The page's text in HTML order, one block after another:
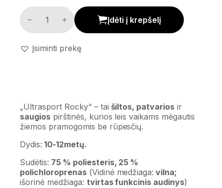
Neperšlampamos pirštinės 'Ultrasport Rocky' (10-
Įdėti į krepšelį
Įsiminti prekę
„Ultrasport Rocky“ – tai šiltos, patvarios ir
saugiospirštinės, kurios leis vaikams mėgautis
žiemos pramogomis be rūpesčių.
Dydis: 10-12metų.
Sudėtis: 75 % poliesteris, 25 %
polichloroprenas(Vidinė medžiaga: vilna;
išorinė medžiaga: tvirtas funkcinis audinys)